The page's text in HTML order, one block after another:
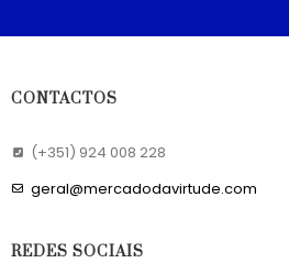
CONTACTOS
(+351) 924 008 228
geral@mercadodavirtude.com
REDES SOCIAIS